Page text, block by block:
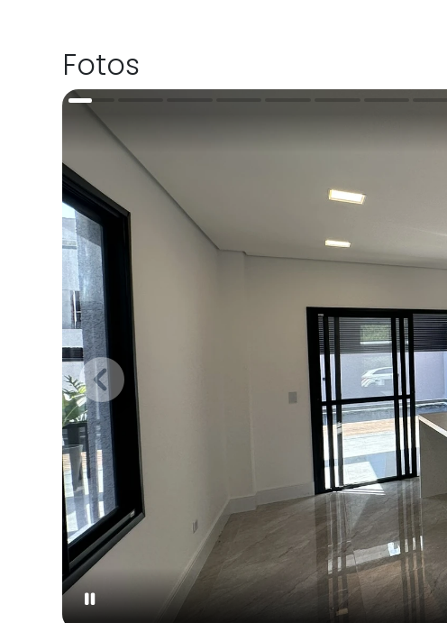
Fotos